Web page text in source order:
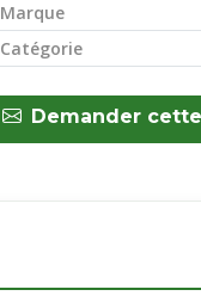
Marque
Catégorie
Demander